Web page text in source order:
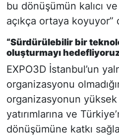
bu dönüşümün kalıcı
açıkça ortaya koyuyor”
“Sürdürülebilir bir
oluşturmayı
EXPO3D İstanbul’un
organizasyonu
organizasyonun
yatırımlarına ve
dönüşümüne katkı